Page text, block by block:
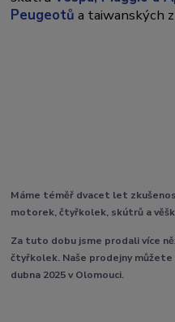
Peugeotů a taiwanských
Máme téměř dvacet let
motorek, čtyřkolek, skútrů a
Za tuto dobu jsme prodali více
čtyřkolek. Naše prodejny můžete
dubna 2025 v Olomouci.